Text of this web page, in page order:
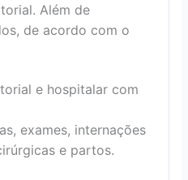
Além de
de acordo com o
e hospitalar com
exames, internações
e partos.